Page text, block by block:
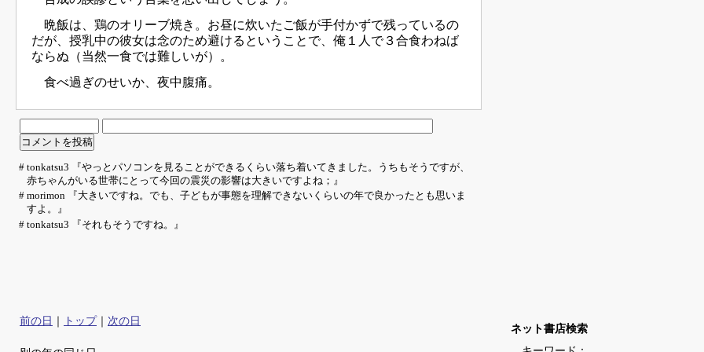
晩飯は、鶏のオリーブ焼き。お昼に炊いたご飯が手付かずで残っているの
だが、授乳中の彼女は念のため避けるということで、俺１人で３合食わねば
ならぬ（当然一食では難しいが）。
食べ過ぎのせいか、夜中腹痛。
# tonkatsu3 『やっとパソコンを見ることができるくらい落ち着いてきました。うちもそうですが、
赤ちゃんがいる世帯にとって今回の震災の影響は大きいですよね；』
# morimon 『大きいですね。でも、子どもが事態を理解できないくらいの年で良かったとも思いま
すよ。』
# tonkatsu3 『それもそうですね。』
前の日 ｜ トップ｜ 次の日
ネット書店検索